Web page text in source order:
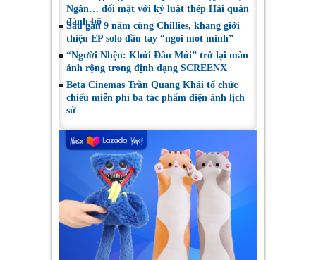
Ngân… đối mặt với kỷ luật thép Hải quân
đánh bộ
Sau gần 9 năm cùng Chillies, khang giới
thiệu EP solo đầu tay “ngoi mot minh”
“Người Nhện: Khởi Đầu Mới” trở lại màn
ảnh rộng trong định dạng SCREENX
Beta Cinemas Trần Quang Khải tổ chức
chiếu miễn phí ba tác phẩm điện ảnh lịch
sử